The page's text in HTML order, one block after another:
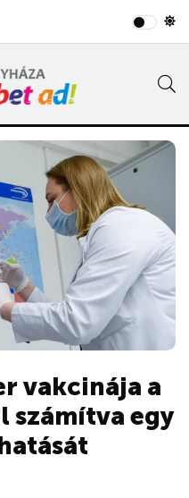
vakcinája a
számítva egy